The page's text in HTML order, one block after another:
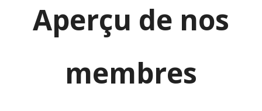
Aperçu de nos
membres